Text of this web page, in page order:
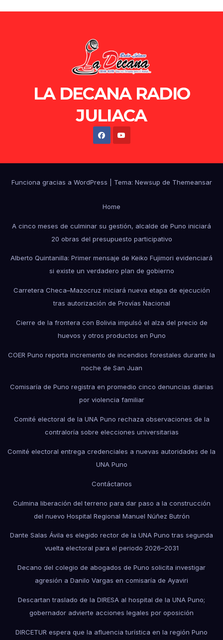
LA DECANA RADIO
JULIACA
Funciona gracias a WordPress Tema: Newsup de Themeansar
Home
A cinco meses de culminar su gestión, alcalde de Puno iniciará
20 obras del presupuesto participativo
Alberto Quintanilla: Primer mensaje de Keiko Fujimori evidenciará
si existe un verdadero plan de gobierno
Carretera Checa–Mazocruz iniciará nueva etapa de ejecución
tras autorización de Provías Nacional
Cierre de la frontera con Bolivia impulsó el alza del precio de
huevos y otros productos en Puno
COER Puno reporta incremento de incendios forestales durante la
noche de San Juan
Comisaría de Puno registra en promedio cinco denuncias diarias
por violencia familiar
Comité electoral de la UNA Puno rechaza observaciones de la
contraloría sobre elecciones universitarias
Comité electoral entrega credenciales a nuevas autoridades de la
UNA Puno
Contáctanos
Culmina liberación del terreno para dar paso a la construcción
del nuevo Hospital Regional Manuel Núñez Butrón
Dante Salas Ávila es elegido rector de la UNA Puno tras segunda
vuelta electoral para el periodo 2026–2031
Decano del colegio de abogados de Puno solicita investigar
agresión a Danilo Vargas en comisaría de Ayaviri
Descartan traslado de la DIRESA al hospital de la UNA Puno;
gobernador advierte acciones legales por oposición
DIRCETUR espera que la afluencia turística en la región Puno